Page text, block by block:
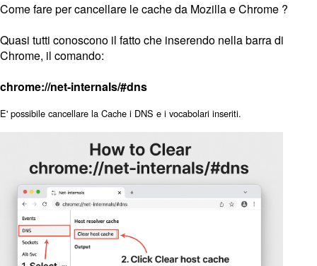
Come fare per cancellare le cache da Mozilla e Chrome ?
Quasi tutti conoscono il fatto che inserendo nella barra di
Chrome, il comando:
chrome://net-internals/#dns
E' possibile cancellare la Cache i DNS e i vocabolari inseriti.